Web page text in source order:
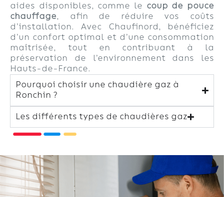
aides disponibles, comme le coup de pouce
chauffage, afin de réduire vos coûts
d’installation. Avec Chaufinord, bénéficiez
d’un confort optimal et d’une consommation
maîtrisée, tout en contribuant à la
préservation de l’environnement dans les
Hauts-de-France.
Pourquoi choisir une chaudière gaz à
Ronchin ?
Les différents types de chaudières gaz